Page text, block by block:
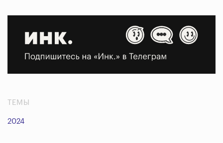
ТЕМЫ
2024